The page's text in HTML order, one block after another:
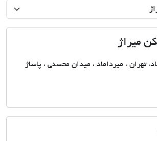
میراژ
تهران ، میرداماد ، میدان محسنی ، پاساژ